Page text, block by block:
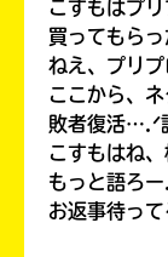
こすもはプ
買ってもら
ねえ、プリ
ここから、
敗者復活….ᐟ
こすもはね
もっと語ろー
お返事待っ